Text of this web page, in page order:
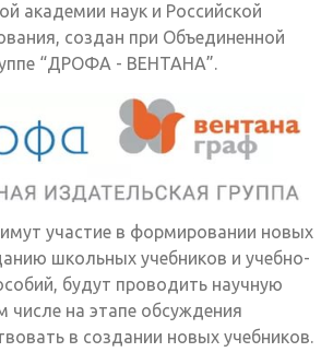
академии наук и Российской
создан при Объединенной
“ДРОФА - ВЕНТАНА”.
участие в формировании новых
школьных учебников и учебно-
будут проводить научную
числе на этапе обсуждения
в создании новых учебников.